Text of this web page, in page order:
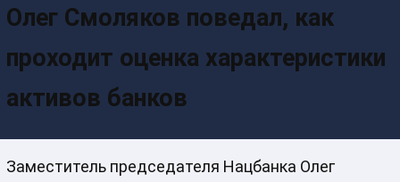
Олег Смоляков поведал, как
проходит оценка характеристики
активов банков
Заместитель председателя Нацбанка Олег